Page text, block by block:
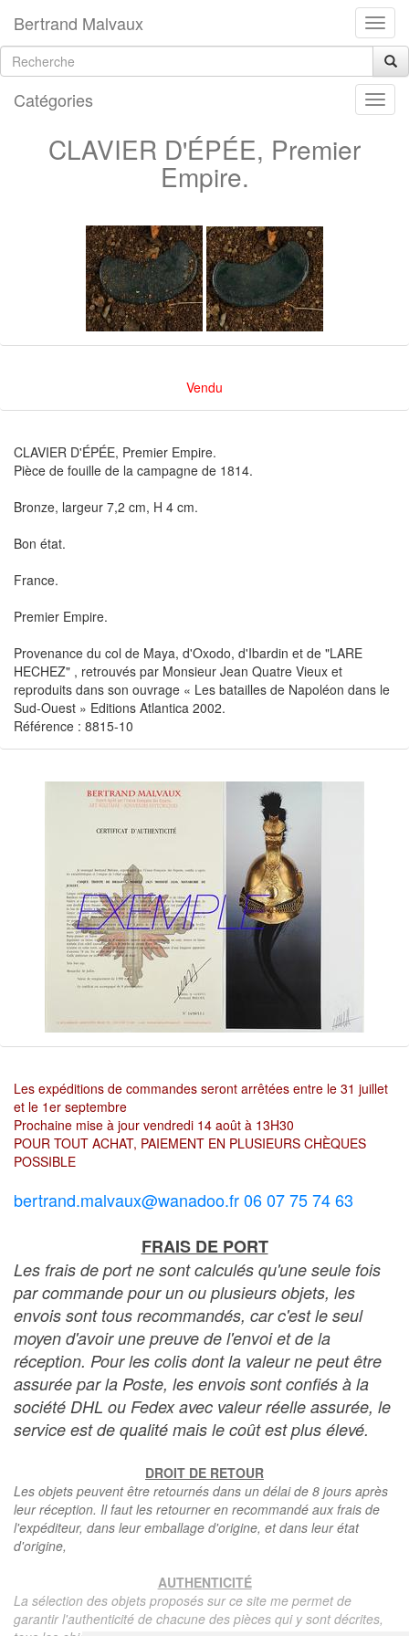
Bertrand Malvaux
Catégories
CLAVIER D'ÉPÉE, Premier
Empire.
Vendu
CLAVIER D'ÉPÉE, Premier Empire.
Pièce de fouille de la campagne de 1814.
Bronze, largeur 7,2 cm, H 4 cm.
Bon état.
France.
Premier Empire.
Provenance du col de Maya, d'Oxodo, d'Ibardin et de "LARE
HECHEZ" , retrouvés par Monsieur Jean Quatre Vieux et
reproduits dans son ouvrage « Les batailles de Napoléon dans le
Sud-Ouest » Editions Atlantica 2002.
Référence : 8815-10
Les expéditions de commandes seront arrêtées entre le 31 juillet
et le 1er septembre
Prochaine mise à jour vendredi 14 août à 13H30
POUR TOUT ACHAT, PAIEMENT EN PLUSIEURS CHÈQUES
POSSIBLE
bertrand.malvaux@wanadoo.fr 06 07 75 74 63
FRAIS DE PORT
Les frais de port ne sont calculés qu'une seule fois
par commande pour un ou plusieurs objets, les
envois sont tous recommandés, car c'est le seul
moyen d'avoir une preuve de l'envoi et de la
réception. Pour les colis dont la valeur ne peut être
assurée par la Poste, les envois sont confiés à la
société DHL ou Fedex avec valeur réelle assurée, le
service est de qualité mais le coût est plus élevé.
DROIT DE RETOUR
Les objets peuvent être retournés dans un délai de 8 jours après
leur réception. Il faut les retourner en recommandé aux frais de
l'expéditeur, dans leur emballage d'origine, et dans leur état
d'origine,
AUTHENTICITÉ
La sélection des objets proposés sur ce site me permet de
garantir l'authenticité de chacune des pièces qui y sont décrites,